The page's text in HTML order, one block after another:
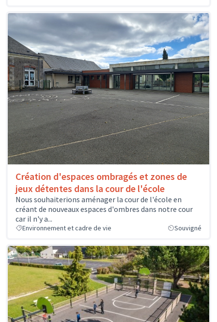
Création d'espaces ombragés et zones de
jeux détentes dans la cour de l'école
Nous souhaiterions aménager la cour de l'école en
créant de nouveaux espaces d'ombres dans notre cour
car il n'y a...
Environnement et cadre de vie Souvigné